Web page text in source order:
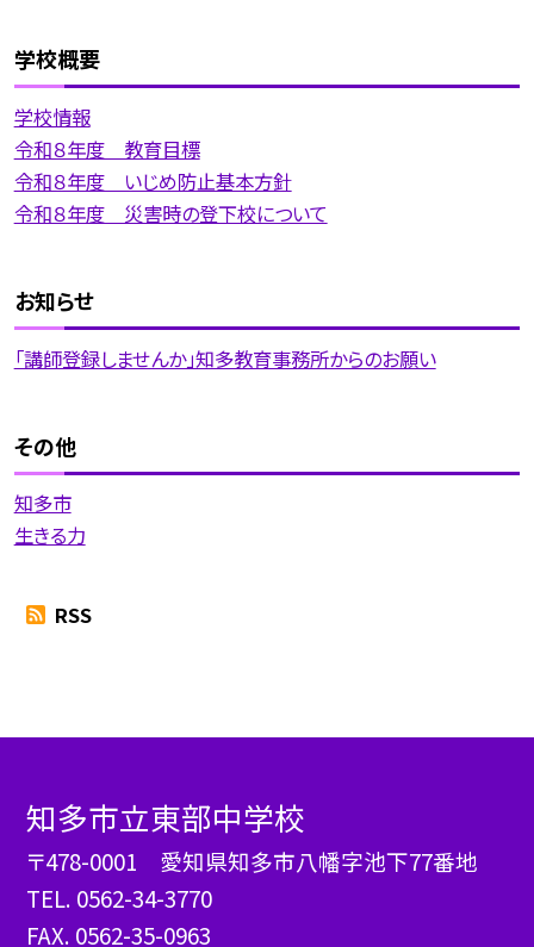
学校概要
学校情報
令和８年度 教育目標
令和８年度 いじめ防止基本方針
令和８年度 災害時の登下校について
お知らせ
「講師登録しませんか」知多教育事務所からのお願い
その他
知多市
生きる力
RSS
知多市立東部中学校
〒478-0001 愛知県知多市八幡字池下77番地
TEL. 0562-34-3770
FAX. 0562-35-0963